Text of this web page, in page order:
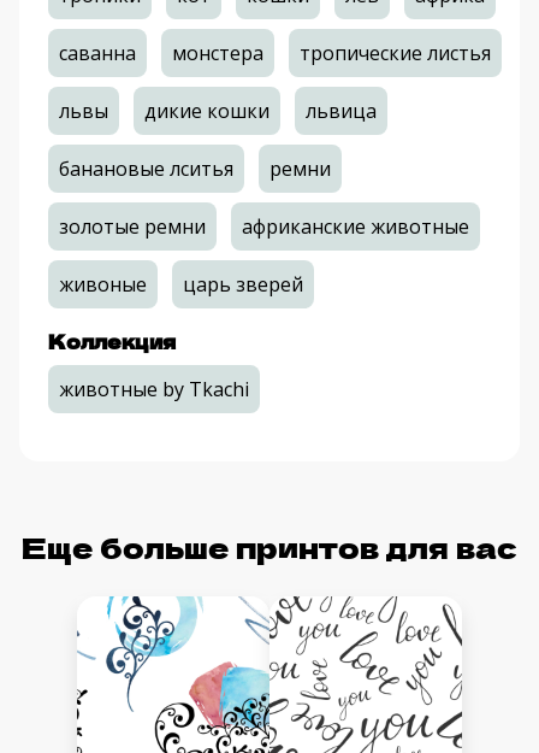
саванна монстера тропические листья
львы дикие кошки львица
банановые лситья ремни
золотые ремни африканские животные
живоные царь зверей
Коллекция
животные by Tkachi
Еще больше принтов для вас